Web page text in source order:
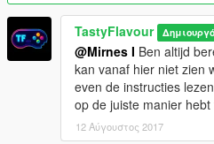
TastyFlavour
@Mirnes I Ben altijd
kan vanaf hier niet zien
even de instructies
op de juiste manier
12 Αύγουστος 2017